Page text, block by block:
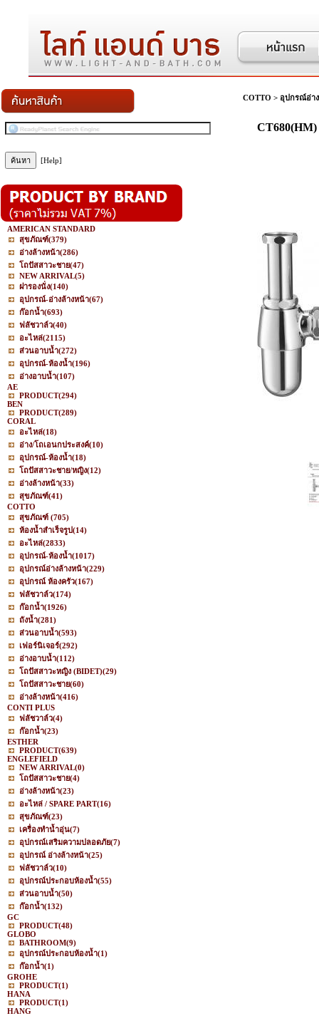
[Help]
AMERICAN STANDARD
สุขภัณฑ์(379)
อ่างล้างหน้า(286)
โถปัสสาวะชาย(47)
NEW ARRIVAL(5)
ฝารองนั่ง(140)
อุปกรณ์-อ่างล้างหน้า(67)
ก๊อกน้ำ(693)
ฟลัชวาล์ว(40)
อะไหล่(2115)
ส่วนอาบน้ำ(272)
อุปกรณ์-ห้องน้ำ(196)
อ่างอาบน้ำ(107)
AE
PRODUCT(294)
BEN
PRODUCT(289)
CORAL
อะไหล่(18)
อ่าง/โถเอนกประสงค์(10)
อุปกรณ์-ห้องน้ำ(18)
โถปัสสาวะชาย/หญิง(12)
อ่างล้างหน้า(33)
สุขภัณฑ์(41)
COTTO
สุขภัณฑ์ (705)
ห้องน้ำสำเร็จรูป(14)
อะไหล่(2833)
อุปกรณ์-ห้องน้ำ(1017)
อุปกรณ์อ่างล้างหน้า(229)
อุปกรณ์ ห้องครัว(167)
ฟลัชวาล์ว(174)
ก๊อกน้ำ(1926)
ถังน้ำ(281)
ส่วนอาบน้ำ(593)
เฟอร์นิเจอร์(292)
อ่างอาบน้ำ(112)
โถปัสสาวะหญิง (BIDET)(29)
โถปัสสาวะชาย(60)
อ่างล้างหน้า(416)
CONTI PLUS
ฟลัชวาล์ว(4)
ก๊อกน้ำ(23)
ESTHER
PRODUCT(639)
ENGLEFIELD
NEW ARRIVAL(0)
โถปัสสาวะชาย(4)
อ่างล้างหน้า(23)
อะไหล่ / SPARE PART(16)
สุขภัณฑ์(23)
เครื่องทำน้ำอุ่น(7)
อุปกรณ์เสริมความปลอดภัย(7)
อุปกรณ์ อ่างล้างหน้า(25)
ฟลัชวาล์ว(10)
อุปกรณ์ประกอบห้องน้ำ(55)
ส่วนอาบน้ำ(50)
ก๊อกน้ำ(132)
GC
PRODUCT(48)
GLOBO
BATHROOM(9)
อุปกรณ์ประกอบห้องน้ำ(1)
ก๊อกน้ำ(1)
GROHE
PRODUCT(1)
HANA
PRODUCT(1)
HANG
COTTO > อุปกรณ์อ่า